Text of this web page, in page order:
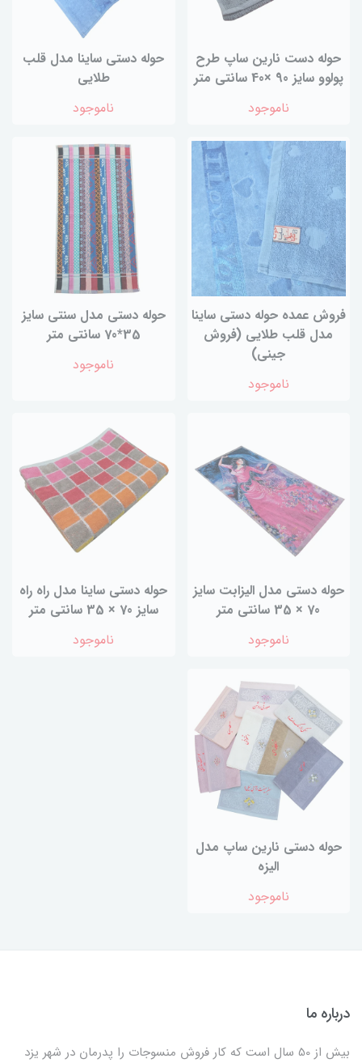
حوله دست نارین ساپ طرح
پولوو سایز 90 ×40 سانتی متر
ناموجود
حوله دستی ساینا مدل قلب
طلایی
ناموجود
فروش عمده حوله دستی ساینا
مدل قلب طلایی (فروش
جینی)
ناموجود
حوله دستی مدل سنتی سایز
35*70 سانتی متر
ناموجود
حوله دستی مدل الیزابت سایز
70 × 35 سانتی متر
ناموجود
حوله دستی ساینا مدل راه راه
سایز 70 × 35 سانتی متر
ناموجود
حوله دستی نارین ساپ مدل
الیزه
ناموجود
درباره ما
بیش از 50 سال است که کار فروش منسوجات را پدرمان در شهر یزد